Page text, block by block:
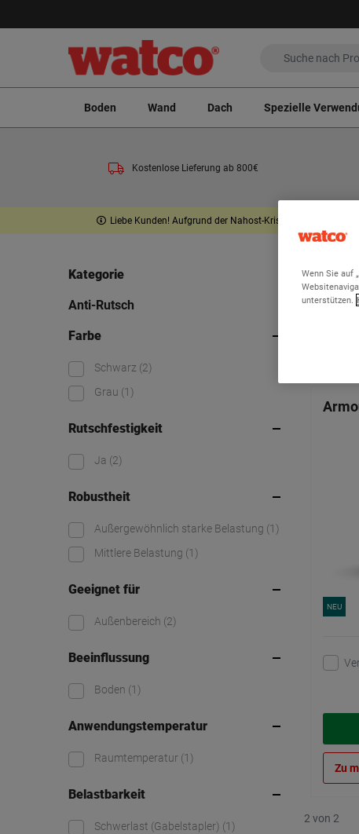
Boden Wand Dach Spezielle
Kostenlose Lieferung ab 800€
Liebe Kunden! Aufgrund der Nahost-Krise wird
Kategorie
Anti-Rutsch
Farbe
Schwarz (2)
Grau (1)
Rutschfestigkeit
Ja (2)
Robustheit
Außergewöhnlich starke Belastung (1)
Mittlere Belastung (1)
Geeignet für
Außenbereich (2)
Beeinflussung
Boden (1)
Anwendungstemperatur
Raumtemperatur (1)
Belastbarkeit
Schwerlast (Gabelstapler) (1)
NEU
Zu
2 von 2
Wenn Sie auf
unterstützen.